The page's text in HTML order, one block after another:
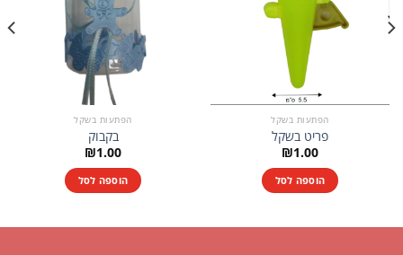
הפתעות בשקל
פריט בשקל
₪1.00
הוספה לסל
הפתעות בשקל
בקבוק
₪1.00
הוספה לסל